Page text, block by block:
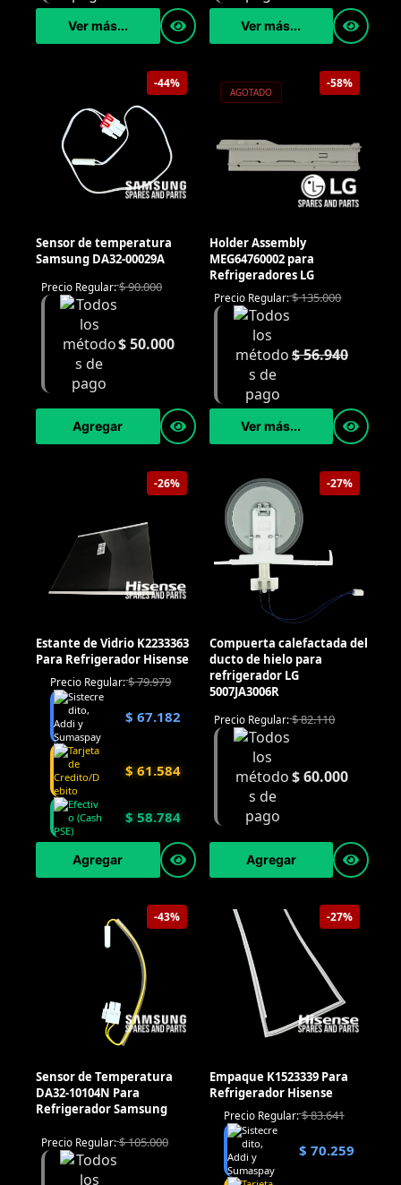
Ver más... Ver más...
-44%
Sensor de temperatura
Samsung DA32-00029A
Precio Regular:$90.000
$50.000
Agregar
-58%
AGOTADO
Holder Assembly
MEG64760002 para
Refrigeradores LG
Precio Regular:$135.000
$56.940
Ver más...
-26%
Estante de Vidrio K2233363
Para Refrigerador Hisense
Precio Regular:$79.979
$ 67.182
$ 61.584
$ 58.784
Agregar
-27%
Compuerta calefactada del
ducto de hielo para
refrigerador LG
5007JA3006R
Precio Regular:$82.110
$60.000
Agregar
-43%
Sensor de Temperatura
DA32-10104N Para
Refrigerador Samsung
Precio Regular:$105.000
-27%
Empaque K1523339 Para
Refrigerador Hisense
Precio Regular:$83.641
$ 70.259